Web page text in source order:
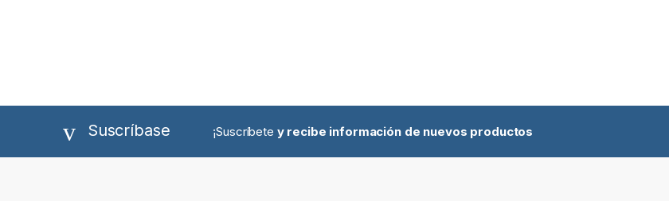
Suscríbase ¡Suscríbete y recibe información de nuevos productos